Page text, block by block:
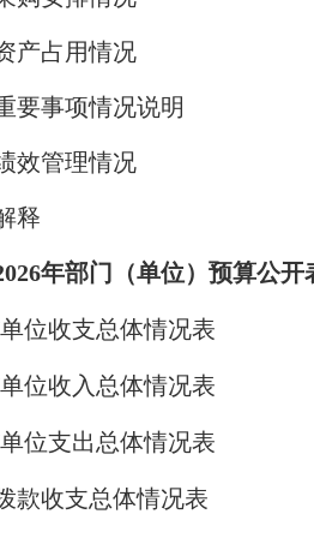
产占用情况
要事项情况说明
效管理情况
释
6年部门（单位）预算公开
单位收支总体情况表
单位收入总体情况表
单位支出总体情况表
款收支总体情况表